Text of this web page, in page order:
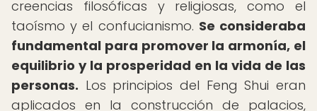
creencias filosóficas y religiosas, como el
taoísmo y el confucianismo. Se consideraba
fundamental para promover la armonía, el
equilibrio y la prosperidad en la vida de las
personas. Los principios del Feng Shui eran
aplicados en la construcción de palacios,